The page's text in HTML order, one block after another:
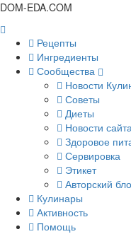
DOM-EDA.COM
Рецепты
Ингредиенты
Сообщества
Новости
Советы
Диеты
Новости
Здоровое
Сервировка
Этикет
Авторский
Кулинары
Активность
Помощь